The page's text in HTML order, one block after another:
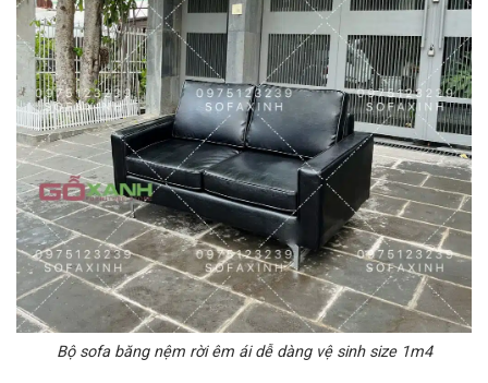
Bộ sofa băng nệm rời êm ái dễ dàng vệ sinh size 1m4